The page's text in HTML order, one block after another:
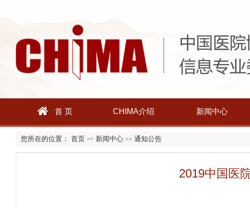
首 页 CHIMA介绍 新闻中心
您所在的位置： 首页 >> 新闻中心 >> 通知公告
2019中国医